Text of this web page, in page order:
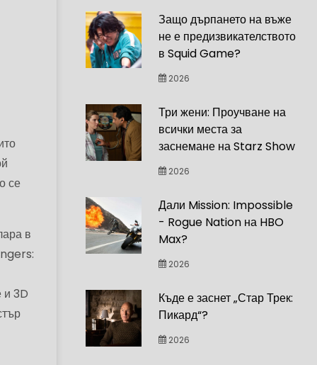
се
в
и 3D
Защо дърпането на въже
не е предизвикателството
в Squid Game?
2026
Три жени: Проучване на
всички места за
заснемане на Starz Show
2026
Дали Mission: Impossible
- Rogue Nation на HBO
Max?
2026
Къде е заснет „Стар Трек:
Пикард“?
2026